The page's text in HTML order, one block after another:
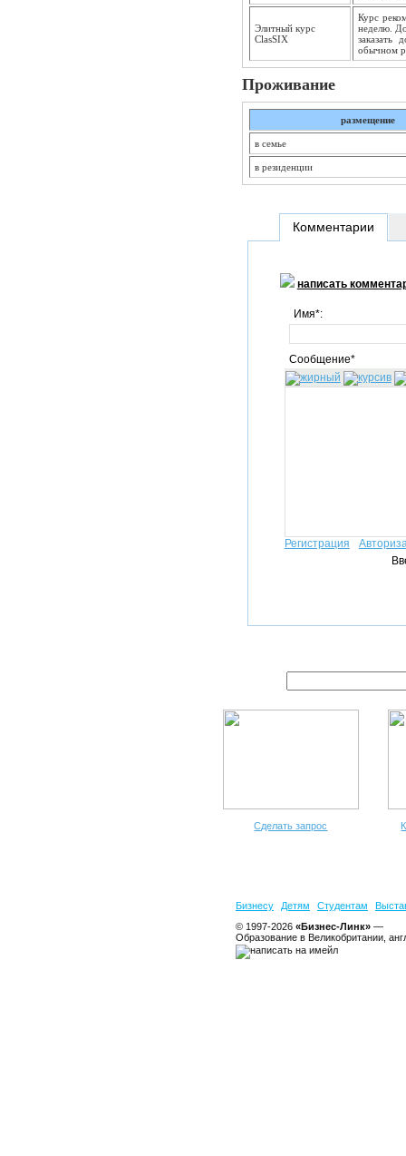
Элитный курс
ClasSIX
Курс
неделю.
заказать
обычном
Проживание
размещение
в семье
в резиденции
Комментарии
написать
Имя*:
Сообщение*
Регистрация
Сделать запрос
Бизнесу Детям Студентам
© 1997-2026 «Бизнес-Линк» —
Образование в Великобритании,